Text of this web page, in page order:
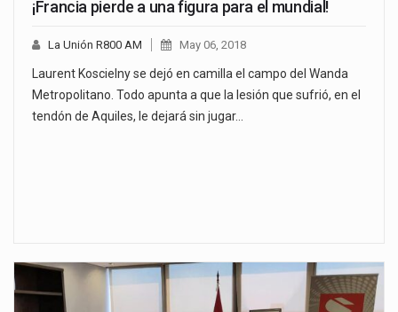
¡Francia pierde a una figura para el mundial!
La Unión R800 AM May 06, 2018
Laurent Koscielny se dejó en camilla el campo del Wanda
Metropolitano. Todo apunta a que la lesión que sufrió, en el
tendón de Aquiles, le dejará sin jugar…